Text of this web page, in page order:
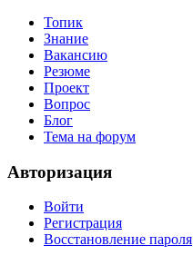
Топик
Знание
Вакансию
Резюме
Проект
Вопрос
Блог
Тема на форум
Авторизация
Войти
Регистрация
Восстановление пароля